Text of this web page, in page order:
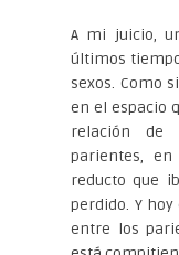
A mi juicio,
últimos
sexos. Como
en el espacio
relación de
parientes,
reducto que
perdido. Y
entre los